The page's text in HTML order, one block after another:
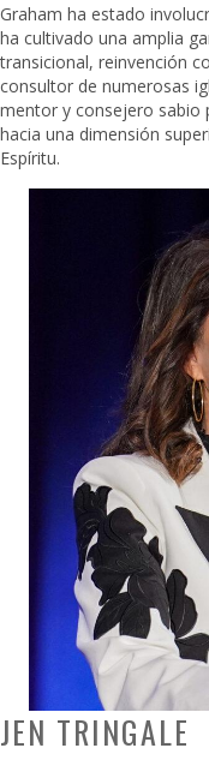
Graham ha estado
ha cultivado una amplia
transicional, reinvención
consultor de numerosas
mentor y consejero sabio
hacia una dimensión
Espíritu.
JEN TRINGALE